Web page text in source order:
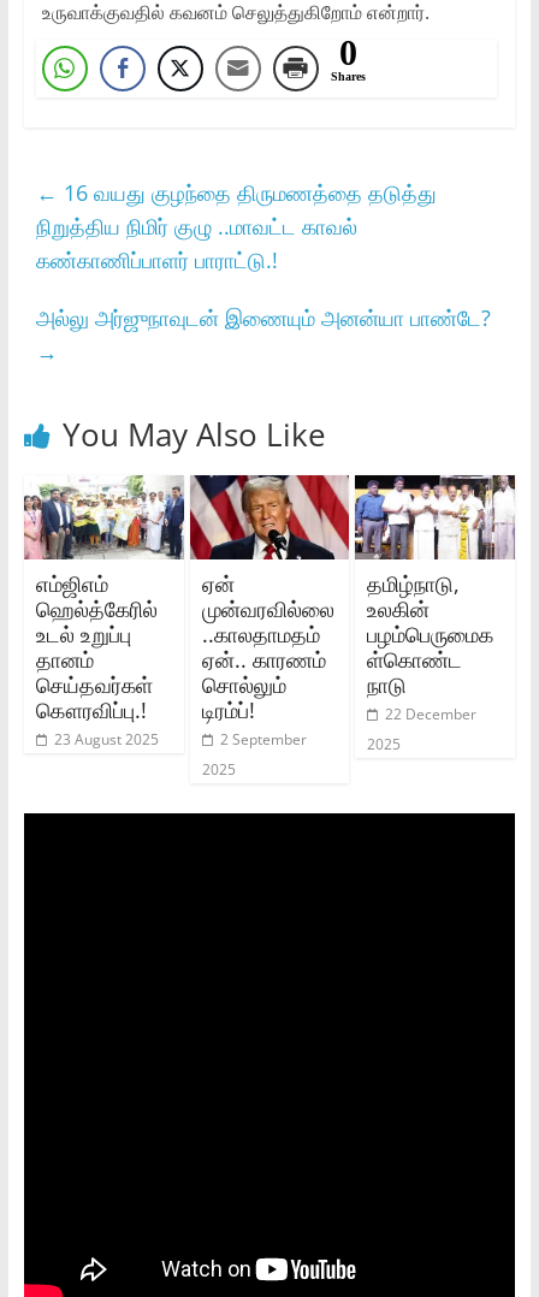
உருவாக்குவதில் கவனம் செலுத்துகிறோம் என்றார்.
0
Shares
← 16 வயது குழந்தை திருமணத்தை தடுத்து
நிறுத்திய நிமிர் குழு ..மாவட்ட காவல்
கண்காணிப்பாளர் பாராட்டு.!
அல்லு அர்ஜுநாவுடன் இணையும் அனன்யா பாண்டே?
→
You May Also Like
எம்ஜிஎம்
ஹெல்த்கேரில்
உடல் உறுப்பு
தானம்
செய்தவர்கள்
கௌரவிப்பு.!
23 August 2025
ஏன்
முன்வரவில்லை
..காலதாமதம்
ஏன்.. காரணம்
சொல்லும்
டிரம்ப்!
2 September
2025
தமிழ்நாடு,
உலகின்
பழம்பெருமைக
ள்கொண்ட
நாடு
22 December
2025